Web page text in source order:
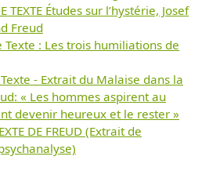
TEXTE Études sur l’hystérie, Josef
Freud
: Les trois humiliations de
- Extrait du Malaise dans la
« Les hommes aspirent au
devenir heureux et le rester »
DE FREUD (Extrait de